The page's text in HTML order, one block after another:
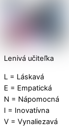
Lenivá učiteľka
L = Láskavá
E = Empatická
N = Nápomocná
I = Inovatívna
V = Vynaliezavá